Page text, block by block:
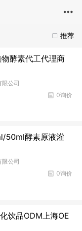
推荐
酵素代工代理商
限公司
0询价
50ml酵素原液灌
限公司
0询价
饮品ODM上海OE